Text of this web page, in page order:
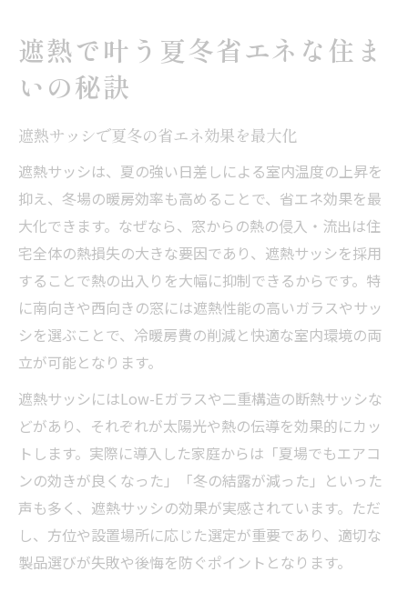
遮熱で叶う夏冬省エネな住ま
いの秘訣
遮熱サッシで夏冬の省エネ効果を最大化
遮熱サッシは、夏の強い日差しによる室内温度の上昇を
抑え、冬場の暖房効率も高めることで、省エネ効果を最
大化できます。なぜなら、窓からの熱の侵入・流出は住
宅全体の熱損失の大きな要因であり、遮熱サッシを採用
することで熱の出入りを大幅に抑制できるからです。特
に南向きや西向きの窓には遮熱性能の高いガラスやサッ
シを選ぶことで、冷暖房費の削減と快適な室内環境の両
立が可能となります。
遮熱サッシにはLow-Eガラスや二重構造の断熱サッシな
どがあり、それぞれが太陽光や熱の伝導を効果的にカッ
トします。実際に導入した家庭からは「夏場でもエアコ
ンの効きが良くなった」「冬の結露が減った」といった
声も多く、遮熱サッシの効果が実感されています。ただ
し、方位や設置場所に応じた選定が重要であり、適切な
製品選びが失敗や後悔を防ぐポイントとなります。